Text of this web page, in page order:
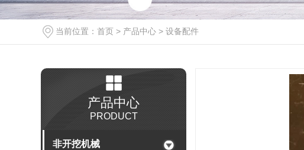
当前位置： 首页 > 产品中心 > 设备配件
产品中心
PRODUCT
非开挖机械